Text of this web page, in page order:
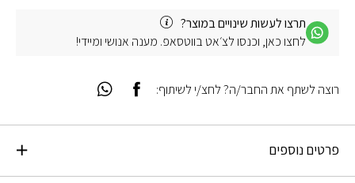
תרצו לעשות שינויים במוצר?
לחצו כאן, וכנסו לצ׳אט בווטסאפ. מענה אנושי ומיידי!
פרטים נוספים
רוצה לשתף את החבר/ה? לחצ/י לשיתוף: